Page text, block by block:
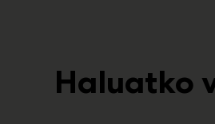
Haluatko